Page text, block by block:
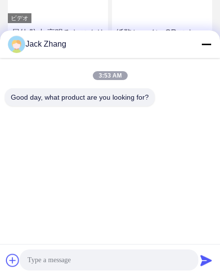
ビデオ
屋外 防水 高明るさ スクリ
ーン 駐車場 自給キオスク
最もよい価格を得なさい
紙幣とコイン QR スキャ
ナー レシート プリンター
タッチ スクリーンによる
最もよい価格を得なさい
中国の良質 駐車場料金駅 製造者。版権の© 2014-2026 Shenzhen Lean
Kiosk Systems Co., Ltd. . 複製権所有。
Jack Zhang
3:53 AM
Good day, what product are you looking for?